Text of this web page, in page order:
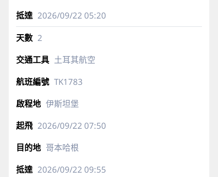
2026/09/22 05:20
2
土耳其航空
TK1783
伊斯坦堡
2026/09/22 07:50
哥本哈根
2026/09/22 09:55